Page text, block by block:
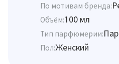
По мотивам бренда:
Объём:100 мл
Тип парфюмерии:
Пол:Женский